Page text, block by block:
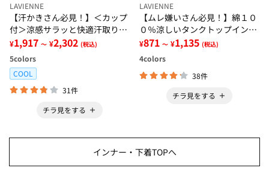
LAVIENNE
【汗かきさん必見！】＜カップ
付＞涼感サラッと快適汗取りタ
ンクトップインナー＜さらりラ
ボ＞
¥1,917 ～ ¥2,302 (税込)
5colors
COOL
31件
チラ見をする
LAVIENNE
【ムレ嫌いさん必見！】綿１０
０％涼しいタンクトップインナ
ー＜さらりラボ＞
¥871 ～ ¥1,135 (税込)
4colors
38件
チラ見をする
インナー・下着TOPへ